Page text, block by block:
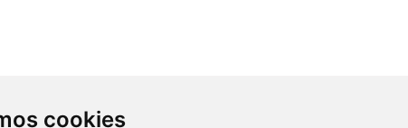
cookies
Contacto